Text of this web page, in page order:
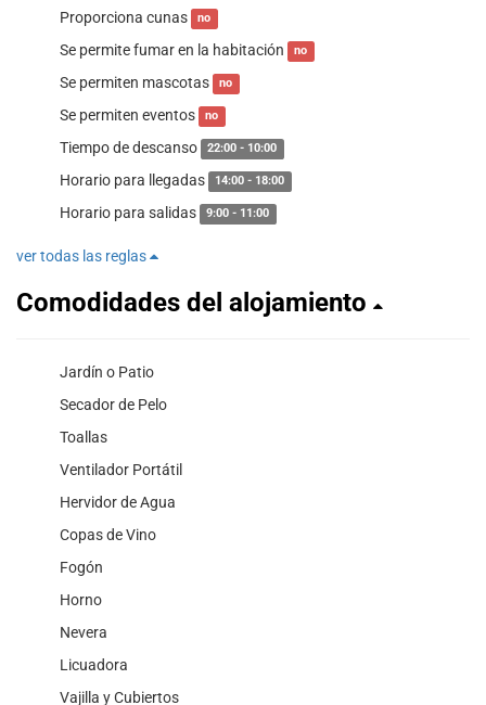
Proporciona cunas no
Se permite fumar en la habitación no
Se permiten mascotas no
Se permiten eventos no
Tiempo de descanso 22:00 - 10:00
Horario para llegadas 14:00 - 18:00
Horario para salidas 9:00 - 11:00
ver todas las reglas
Comodidades del alojamiento
Jardín o Patio
Secador de Pelo
Toallas
Ventilador Portátil
Hervidor de Agua
Copas de Vino
Fogón
Horno
Nevera
Licuadora
Vajilla y Cubiertos